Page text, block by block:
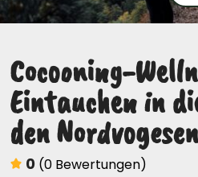
Cocooning-
Eintauchen in
den Nordvogesen
0 (0 Bewertungen)